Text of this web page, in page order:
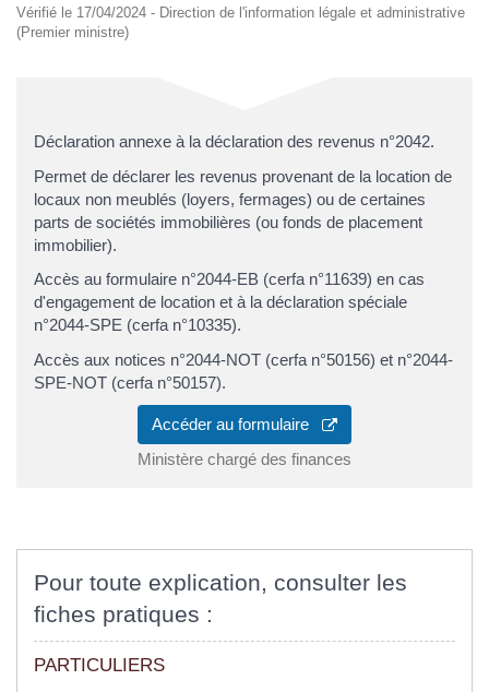
Vérifié le 17/04/2024 - Direction de l'information légale et administrative
(Premier ministre)
Déclaration annexe à la déclaration des revenus n°2042.
Permet de déclarer les revenus provenant de la location de
locaux non meublés (loyers, fermages) ou de certaines
parts de sociétés immobilières (ou fonds de placement
immobilier).
Accès au formulaire n°2044-EB (cerfa n°11639) en cas
d'engagement de location et à la déclaration spéciale
n°2044-SPE (cerfa n°10335).
Accès aux notices n°2044-NOT (cerfa n°50156) et n°2044-
SPE-NOT (cerfa n°50157).
Accéder au formulaire
Ministère chargé des finances
Pour toute explication, consulter les
fiches pratiques :
PARTICULIERS